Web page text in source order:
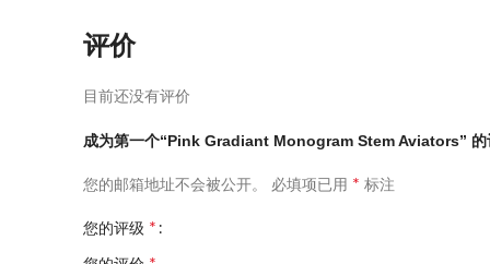
评价
目前还没有评价
成为第一个“Pink Gradiant Monogram Stem Aviators” 的
您的邮箱地址不会被公开。 必填项已用 * 标注
您的评级 *